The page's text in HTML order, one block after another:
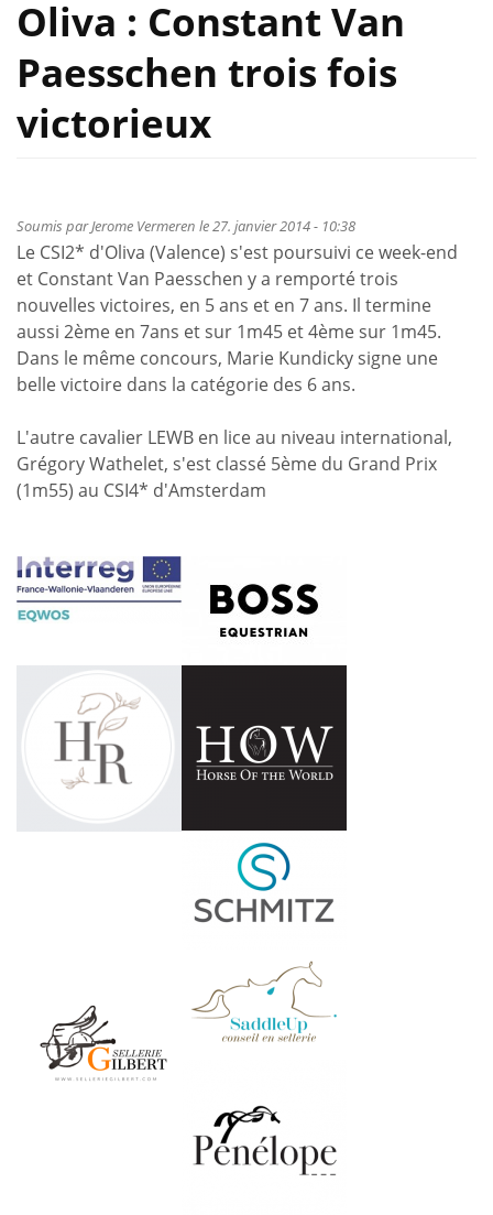
Oliva : Constant Van
Paesschen trois fois
victorieux
Soumis parJerome Vermeren le 27. janvier 2014 - 10:38
Le CSI2* d'Oliva (Valence) s'est poursuivi ce week-end
et Constant Van Paesschen y a remporté trois
nouvelles victoires, en 5 ans et en 7 ans. Il termine
aussi 2ème en 7ans et sur 1m45 et 4ème sur 1m45.
Dans le même concours, Marie Kundicky signe une
belle victoire dans la catégorie des 6 ans.
L'autre cavalier LEWB en lice au niveau international,
Grégory Wathelet, s'est classé 5ème du Grand Prix
(1m55) au CSI4* d'Amsterdam